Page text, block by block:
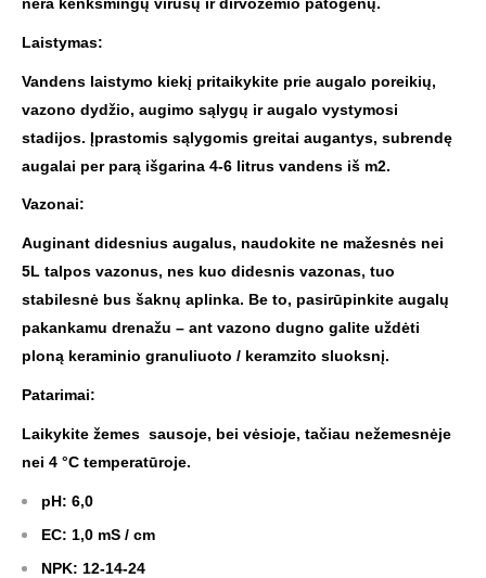
Laistymas:
Vandens laistymo kiekį pritaikykite prie augalo poreikių,
vazono dydžio, augimo sąlygų ir augalo vystymosi
stadijos. Įprastomis sąlygomis greitai augantys, subrendę
augalai per parą išgarina 4-6 litrus vandens iš m2.
Vazonai:
Auginant didesnius augalus, naudokite ne mažesnės nei
5L talpos vazonus, nes kuo didesnis vazonas, tuo
stabilesnė bus šaknų aplinka. Be to, pasirūpinkite augalų
pakankamu drenažu – ant vazono dugno galite uždėti
ploną keraminio granuliuoto / keramzito sluoksnį.
Patarimai:
Laikykite žemes sausoje, bei vėsioje, tačiau nežemesnėje
nei 4 °C temperatūroje.
pH: 6,0
EC: 1,0 mS / cm
NPK: 12-14-24